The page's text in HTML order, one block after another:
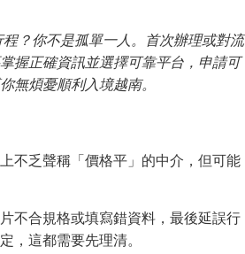
？你不是孤單一人。首次辦理或對流
握正確資訊並選擇可靠平台，申請可
無煩憂順利入境越南。
不乏聲稱「價格平」的中介，但可能
不合規格或填寫錯資料，最後延誤行
，這都需要先理清。